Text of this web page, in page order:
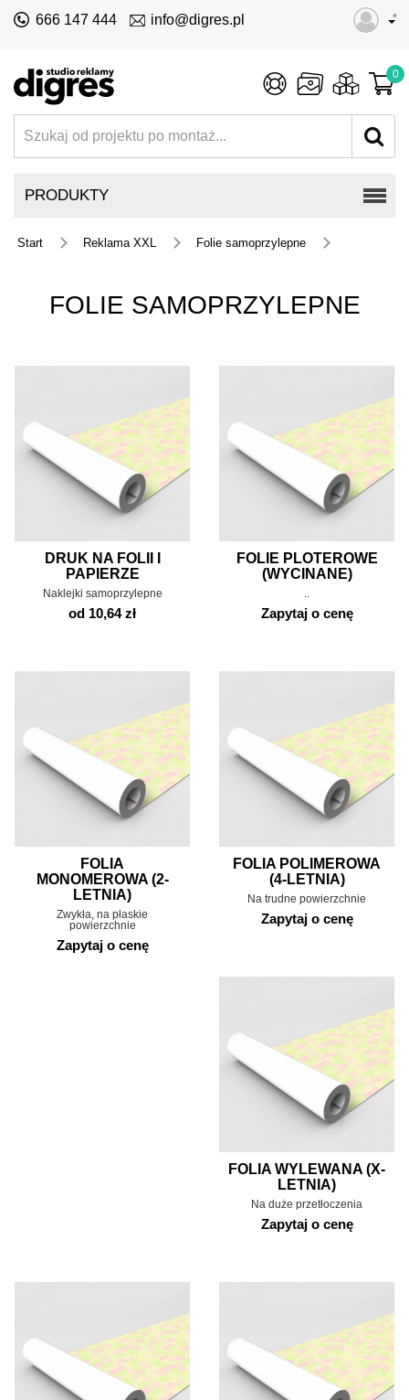
•
666 147 444 info@digres.pl
0
PRODUKTY
Start Reklama XXL Folie samoprzylepne
FOLIE SAMOPRZYLEPNE
DRUK NA FOLII I
PAPIERZE
Naklejki samoprzylepne
od 10,64 zł
FOLIE PLOTEROWE
(WYCINANE)
Zapytaj o cenę
FOLIA
MONOMEROWA (2-
LETNIA)
Zwykła, na płaskie
powierzchnie
Zapytaj o cenę
FOLIA POLIMEROWA
(4-LETNIA)
Na trudne powierzchnie
Zapytaj o cenę
FOLIA WYLEWANA (X-
LETNIA)
Na duże przetłoczenia
Zapytaj o cenę